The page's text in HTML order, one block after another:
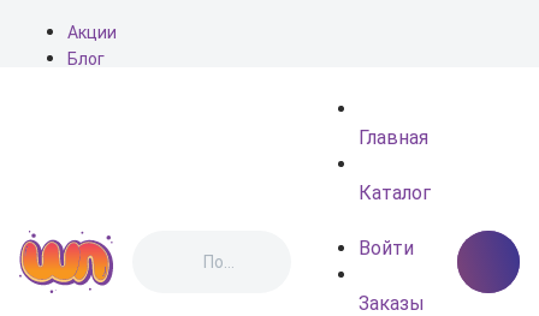
Акции
Блог
Главная
Каталог
Войти
Заказы